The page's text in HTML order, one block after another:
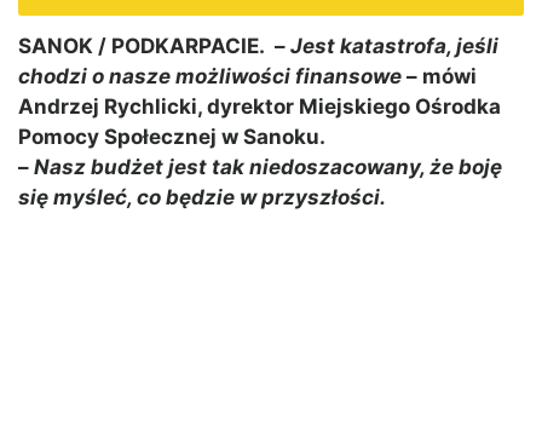
SANOK / PODKARPACIE. – Jest katastrofa, jeśli
chodzi o nasze możliwości finansowe – mówi
Andrzej Rychlicki, dyrektor Miejskiego Ośrodka
Pomocy Społecznej w Sanoku.
– Nasz budżet jest tak niedoszacowany, że boję
się myśleć, co będzie w przyszłości.